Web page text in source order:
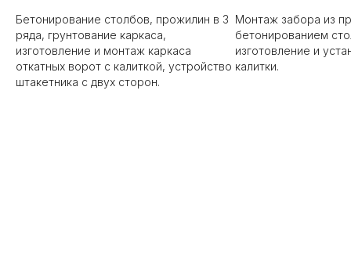
Бетонирование столбов, прожилин в 3
ряда, грунтование каркаса,
изготовление и монтаж каркаса
откатных ворот с калиткой, устройство
штакетника с двух сторон.
Монтаж забора из
бетонированием
изготовление и
калитки.